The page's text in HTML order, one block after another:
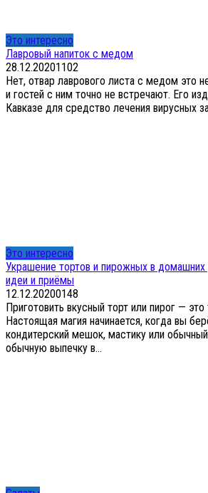
Это интересно
Лавровый напиток с медом
28.12.20201102
Нет, отвар лаврового листа с медом это
и гостей с ним точно не встречают. Его
Кавказе для средство лечения вирусных
Это интересно
Украшение тортов и пирожных в домашних
идеи и приёмы
12.12.20200148
Приготовить вкусный торт или пирог —
Настоящая магия начинается, когда вы
кондитерский мешок, мастику или
обычную выпечку в...